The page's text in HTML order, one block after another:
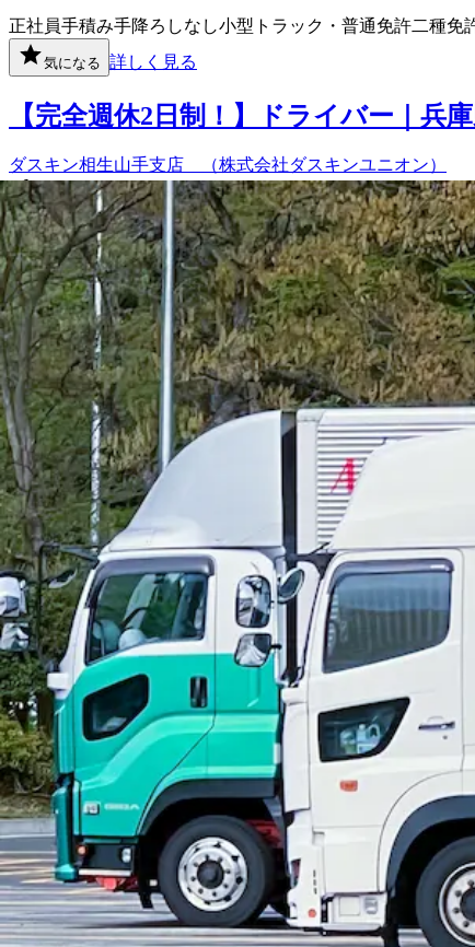
正社員手積み手降ろしなし小型トラック・普通免許二種免
気になる 詳しく見る
【完全週休2日制！】ドライバー｜兵
ダスキン相生山手支店 （株式会社ダスキンユニオン）
想定給与
月給￥172,800〜￥187,200
勤務時間
午前8時〜午後5時30分
勤務地
兵庫県相生市
アルバイト未経験者歓迎 シニア歓迎 日勤のみ
気になる 詳しく見る
【完全週休2日制！】通販商品を運ぶ
株式会社ルイスＥＸＰＲＥＳＳ
想定給与
月給￥144,000
勤務時間
午前8時〜午後3時
勤務地
兵庫県相生市